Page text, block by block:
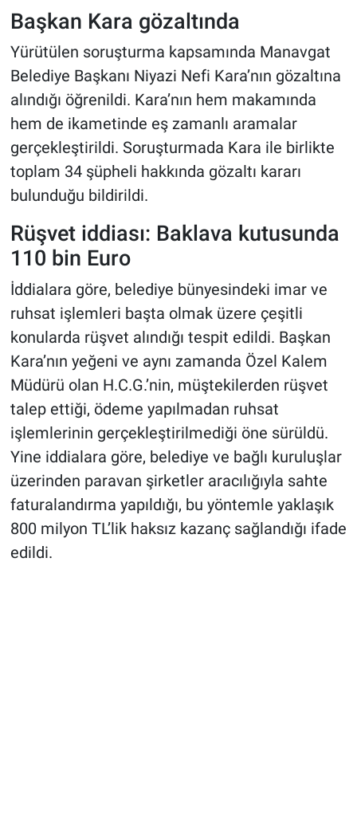
Başkan Kara gözaltında
Yürütülen soruşturma kapsamında Manavgat
Belediye Başkanı Niyazi Nefi Kara’nın gözaltına
alındığı öğrenildi. Kara’nın hem makamında
hem de ikametinde eş zamanlı aramalar
gerçekleştirildi. Soruşturmada Kara ile birlikte
toplam 34 şüpheli hakkında gözaltı kararı
bulunduğu bildirildi.
Rüşvet iddiası: Baklava kutusunda
110 bin Euro
İddialara göre, belediye bünyesindeki imar ve
ruhsat işlemleri başta olmak üzere çeşitli
konularda rüşvet alındığı tespit edildi. Başkan
Kara’nın yeğeni ve aynı zamanda Özel Kalem
Müdürü olan H.C.G.’nin, müştekilerden rüşvet
talep ettiği, ödeme yapılmadan ruhsat
işlemlerinin gerçekleştirilmediği öne sürüldü.
Yine iddialara göre, belediye ve bağlı kuruluşlar
üzerinden paravan şirketler aracılığıyla sahte
faturalandırma yapıldığı, bu yöntemle yaklaşık
800 milyon TL’lik haksız kazanç sağlandığı ifade
edildi.